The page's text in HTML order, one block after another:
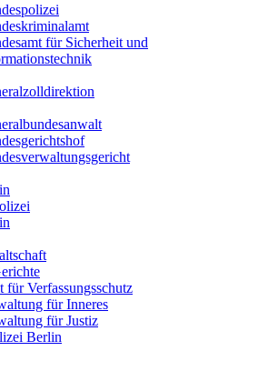
für Sicherheit und
für Verfassungsschutz
für Inneres
für Justiz
Berlin